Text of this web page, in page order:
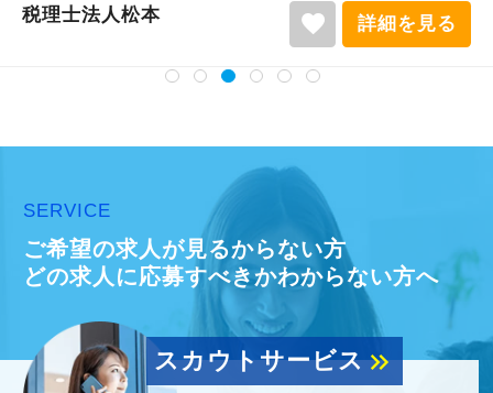
税理士法人松本 favorite 詳細を見る
SERVICE
ご希望の求人が見るからない方
どの求人に応募すべきかわからない方へ
スカウトサービスkeyboard_double_arrow_right